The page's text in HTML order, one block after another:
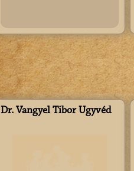
Dr. Vangyel Tibor Ügyvéd